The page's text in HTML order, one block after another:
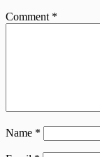
Comment *
Name *